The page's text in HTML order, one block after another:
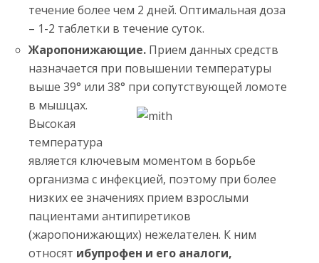
течение более чем 2 дней. Оптимальная доза
– 1-2 таблетки в течение суток.
Жаропонижающие. Прием данных средств
назначается при повышении температуры
выше 39° или 38° при сопутствующей ломоте
в мышцах.
Высокая
температура
является ключевым моментом в борьбе
организма с инфекцией, поэтому при более
низких ее значениях прием взрослыми
пациентами антипиретиков
(жаропонижающих) нежелателен. К ним
относят ибупрофен и его аналоги,